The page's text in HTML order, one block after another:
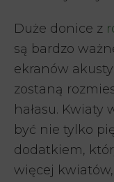
Duże donice z
są bardzo
ekranów
zostaną
hałasu.
być nie tylko
dodatkiem,
więcej